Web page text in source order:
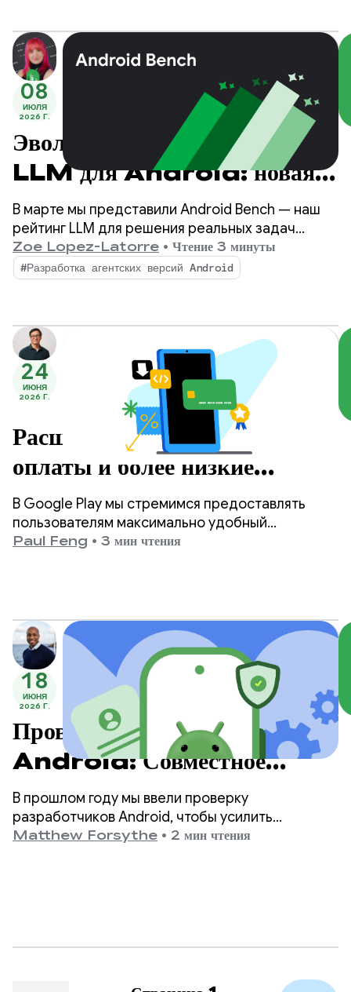
08
ИЮЛЯ
2026 Г.
Эволюция методов измерения
LLM для Android: новая
эра Android Bench
В марте мы представили Android Bench — наш
рейтинг LLM для решения реальных задач
разработки под Android. С тех пор мы улучшили
бенчмарк на основе ваших отзывов, в том числе
оценили модели с открытым весом и добавили
эффективности.
Zoe Lopez-Latorre • Чтение 3 минуты
#Разработка агентских версий Android
24
ИЮНЯ
2026 Г.
Расширенные возможности
оплаты и более низкие
комиссии в Google Play.
В Google Play мы стремимся предоставлять
пользователям максимально удобный
интерфейс, одновременно обеспечивая
Paul Feng • 3 мин чтения
18
ИЮНЯ
2026 Г.
Проверка разработчиков
Android: Совместное
создание более безопасной
экосистемы
В прошлом году мы ввели проверку
разработчиков Android, чтобы усилить
безопасность экосистемы и предотвратить
Matthew Forsythe • 2 мин чтения